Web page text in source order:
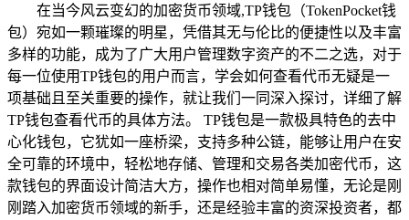
在当今风云变幻的加密货币领域,TP钱包（TokenPocket钱
包）宛如一颗璀璨的明星，凭借其无与伦比的便捷性以及丰富
多样的功能，成为了广大用户管理数字资产的不二之选，对于
每一位使用TP钱包的用户而言，学会如何查看代币无疑是一
项基础且至关重要的操作，就让我们一同深入探讨，详细了解
TP钱包查看代币的具体方法。 TP钱包是一款极具特色的去中
心化钱包，它犹如一座桥梁，支持多种公链，能够让用户在安
全可靠的环境中，轻松地存储、管理和交易各类加密代币，这
款钱包的界面设计简洁大方，操作也相对简单易懂，无论是刚
刚踏入加密货币领域的新手，还是经验丰富的资深投资者，都